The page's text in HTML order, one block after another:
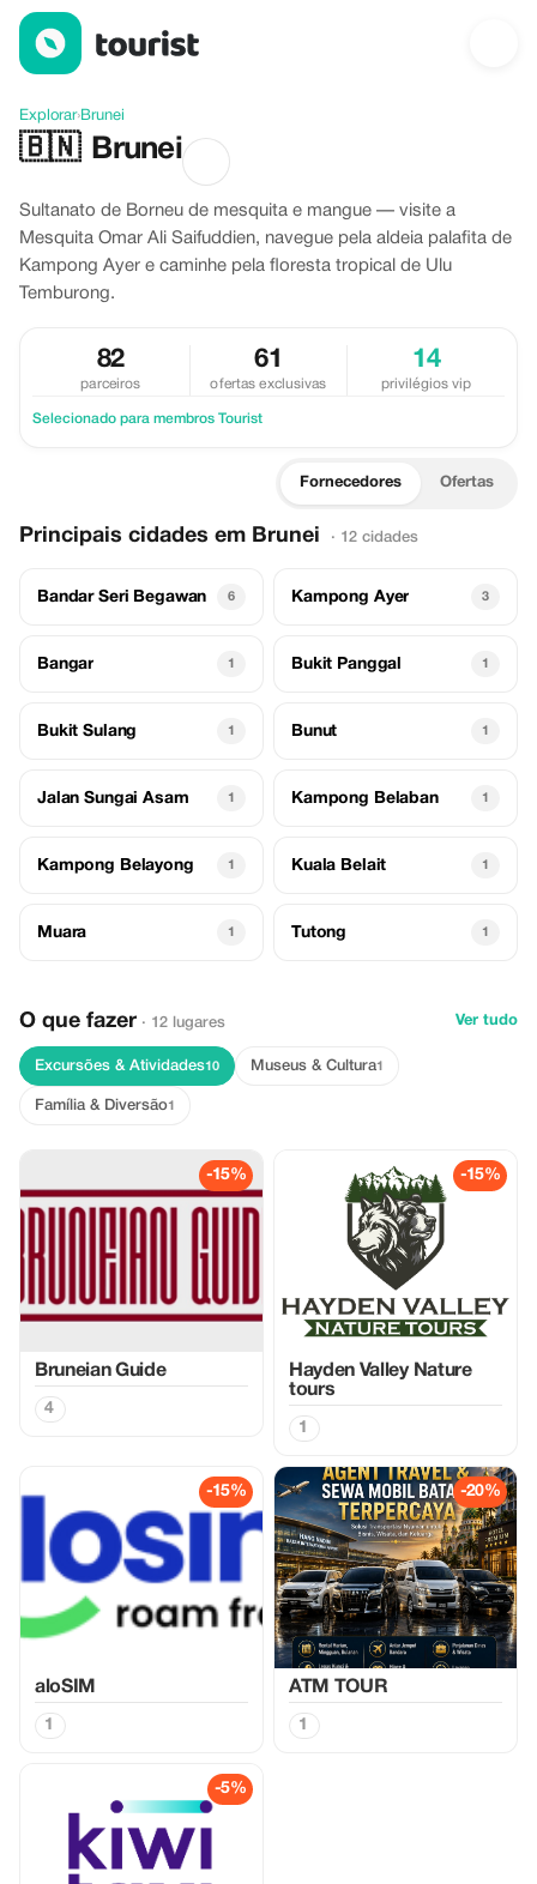
Descubra Brunei
Explorar›Brunei
🇧🇳 Brunei
Sultanato de Borneu de mesquita e mangue — visite a
Mesquita Omar Ali Saifuddien, navegue pela aldeia palafita de
Kampong Ayer e caminhe pela floresta tropical de Ulu
Temburong.
82
parceiros
61
ofertas exclusivas
14
privilégios vip
Selecionado para membros Tourist
Fornecedores Ofertas
Principais cidades em Brunei · 12 cidades
Bandar Seri Begawan 6 Kampong Ayer 3
Bangar 1 Bukit Panggal 1
Bukit Sulang 1 Bunut 1
Jalan Sungai Asam 1 Kampong Belaban 1
Kampong Belayong 1 Kuala Belait 1
Muara 1 Tutong 1
O que fazer · 12 lugares Ver tudo
Excursões & Atividades10 Museus & Cultura1
Família & Diversão1
-15%
Bruneian Guide
4
-15%
Hayden Valley Nature
tours
1
-15%
aloSIM
1
-20%
ATM TOUR
1
-5%